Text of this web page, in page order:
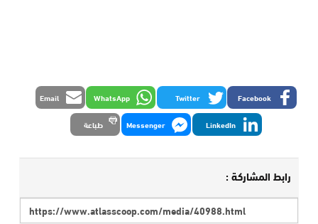
Facebook
Twitter
WhatsApp
Email
LinkedIn
Messenger طباعة
رابط المشاركة :